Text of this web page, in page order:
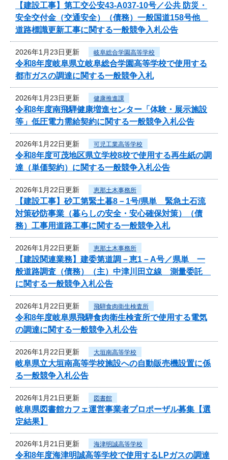
【建設工事】第工交公安43-A037-10号／公共 防災・
安全交付金（交通安全）（債務）一般国道158号他
道路標識更新工事に関する一般競争入札公告
2026年1月23日更新 岐阜総合学園高等学校
令和8年度岐阜県立岐阜総合学園高等学校で使用する
都市ガスの調達に関する一般競争入札
2026年1月23日更新 健康推進課
令和8年度南飛騨健康増進センター「体験・展示施設
等」低圧電力需給契約に関する一般競争入札公告
2026年1月22日更新 可児工業高等学校
令和8年度可茂地区県立学校8校で使用する再生紙の調
達（単価契約）に関する一般競争入札公告
2026年1月22日更新 恵那土木事務所
【建設工事】砂工第緊土暮8－1号/県単 緊急土石流
対策砂防事業（暮らしの安全・安心確保対策）（債
務）工事用道路工事に関する一般競争入札
2026年1月22日更新 恵那土木事務所
【建設関連業務】建委第道調－恵1－A号／県単 一
般道路調査（債務）（主）中津川田立線 測量委託
に関する一般競争入札公告
2026年1月22日更新 飛騨食肉衛生検査所
令和8年度岐阜県飛騨食肉衛生検査所で使用する電気
の調達に関する一般競争入札公告
2026年1月22日更新 大垣南高等学校
岐阜県立大垣南高等学校施設への自動販売機設置に係
る一般競争入札公告
2026年1月21日更新 図書館
岐阜県図書館カフェ運営事業者プロポーザル募集【選
定結果】
2026年1月21日更新 海津明誠高等学校
令和8年度海津明誠高等学校で使用するLPガスの調達